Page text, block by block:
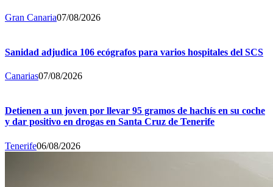
Gran Canaria07/08/2026
Sanidad adjudica 106 ecógrafos para varios hospitales del SCS
Canarias07/08/2026
Detienen a un joven por llevar 95 gramos de hachís en su coche
y dar positivo en drogas en Santa Cruz de Tenerife
Tenerife06/08/2026